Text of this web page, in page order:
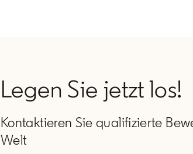
Legen Sie jetzt los!
Kontaktieren Sie qualifizierte
Welt